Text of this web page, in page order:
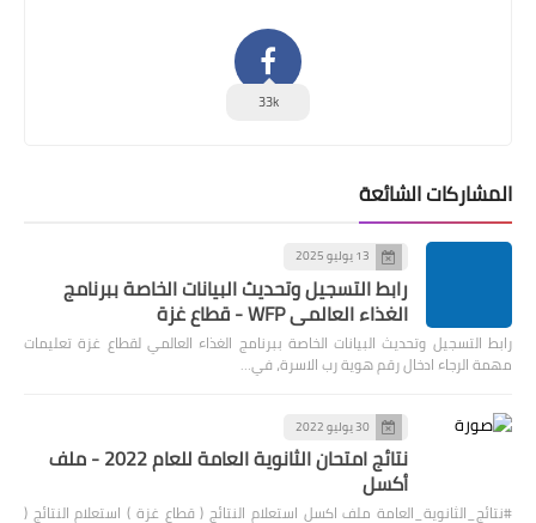
33k
المشاركات الشائعة
13 يوليو 2025
رابط التسجيل وتحديث البيانات الخاصة ببرنامج
الغذاء العالمي WFP - قطاع غزة
رابط التسجيل وتحديث البيانات الخاصة ببرنامج الغذاء العالمي لقطاع غزة تعليمات
مهمة الرجاء ادخال رقم هوية رب الاسرة، في…
30 يوليو 2022
نتائج امتحان الثانوية العامة للعام 2022 - ملف
أكسل
#نتائج_الثانوية_العامة ملف اكسل استعلام النتائج ( قطاع غزة ) استعلام النتائج (